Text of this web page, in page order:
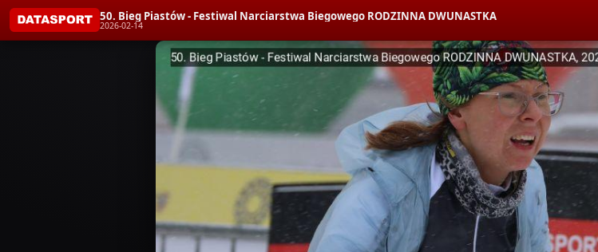
50. Bieg Piastów - Festiwal Narciarstwa Biegowego RODZINNA DWUNASTKA
2026-02-14